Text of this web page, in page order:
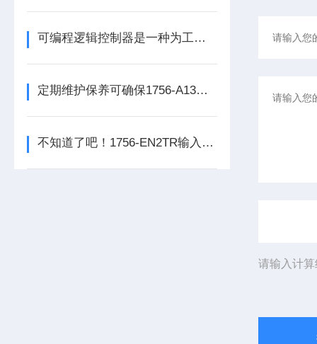
可编程逻辑控制器是一种为工业环境设计的数字运算操作电子系统
定期维护保养可确保1756-A13数字量输出模块的正常运行
不知道了吧！1756-EN2TR输入模块是数控系统动力的保障
请输入计